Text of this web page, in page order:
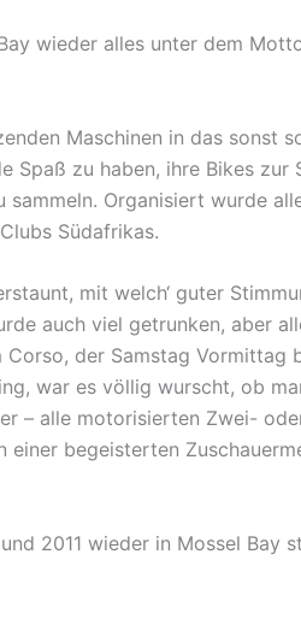
wieder alles unter dem
Maschinen in das sonst
Spaß zu haben, ihre Bikes zur
Organisiert wurde
Südafrikas.
mit welch‘ guter
auch viel getrunken, aber
der Samstag Vormittag
war es völlig wurscht, ob
– alle motorisierten Zwei-
begeisterten
2011 wieder in Mossel Bay